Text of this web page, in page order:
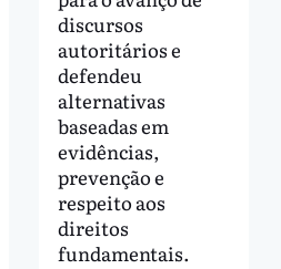
discursos
autoritários e
defendeu
alternativas
baseadas em
evidências,
prevenção e
respeito aos
direitos
fundamentais.